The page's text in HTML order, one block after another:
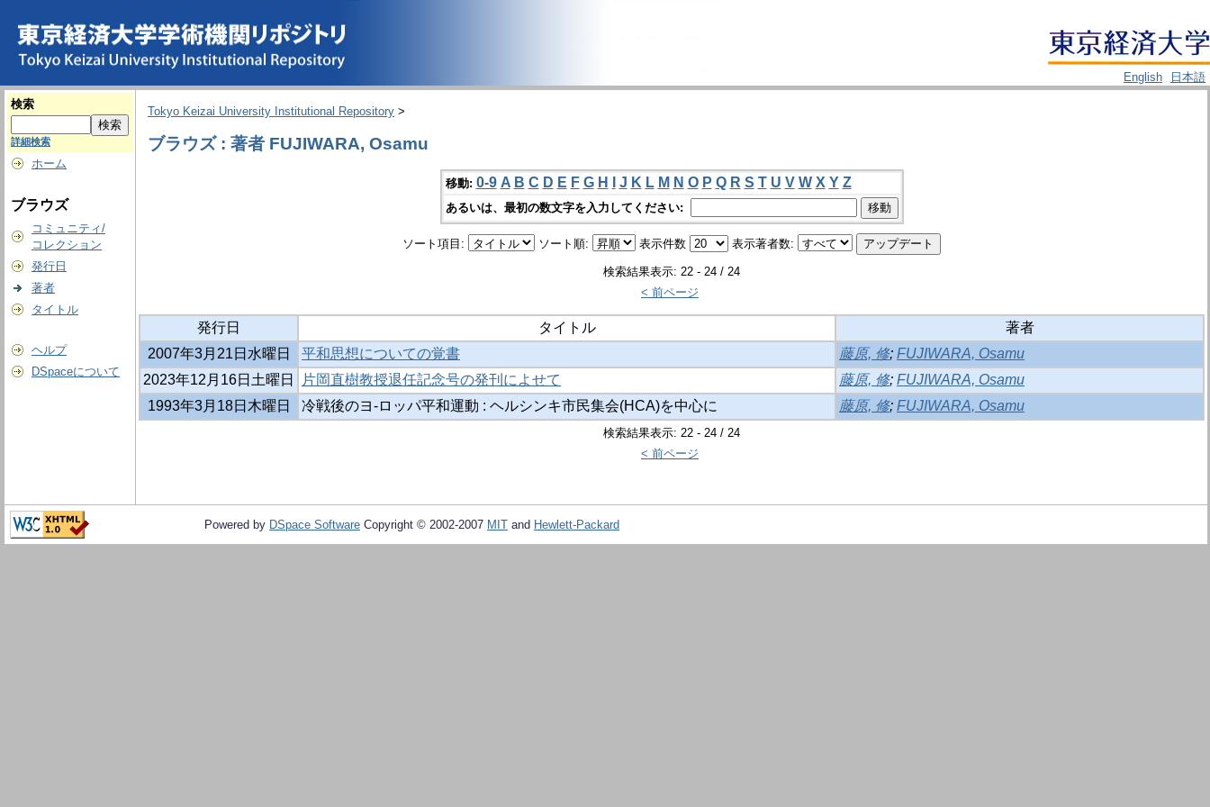
English
日本語
検索
詳細検索
ホーム
ブラウズ
コミュニティ/
コレクション
発行日
著者
タイトル
ヘルプ
DSpaceについて
Tokyo Keizai University Institutional Repository >
ブラウズ : 著者 FUJIWARA, Osamu
移動: 0-9 A B C D E F G H J K L M N O P Q R S T U V W X Y Z
あるいは、最初の数文字を入力してください:
ソート項目: ソート順: 表示件数 表示著者数:
検索結果表示: 22 - 24 / 24
< 前ページ
発行日 タイトル
著者
2007年3月21日水曜日
平和思想についての覚書 藤原, 修; FUJIWARA, Osamu
2023年12月16日土曜日
片岡直樹教授退任記念号の発刊によせて 藤原, 修; FUJIWARA, Osamu
1993年3月18日木曜日
冷戦後のヨ-ロッパ平和運動 : ヘルシンキ市民集会(HCA)を中心に 藤原, 修; FUJIWARA, Osamu
検索結果表示: 22 - 24 / 24
< 前ページ
Powered by DSpace Software Copyright © 2002-2007 MIT and Hewlett-Packard